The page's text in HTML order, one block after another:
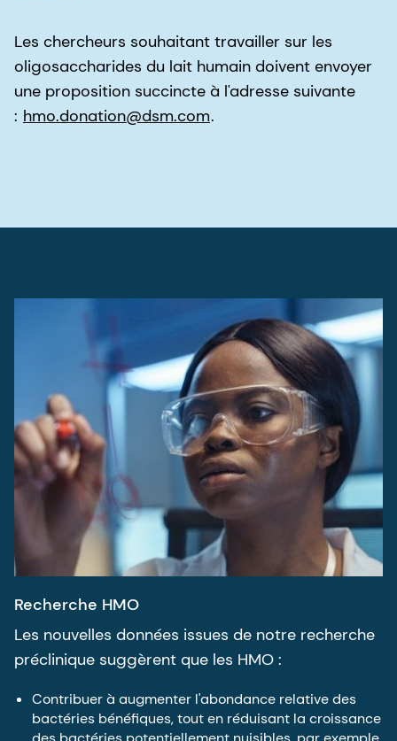
Les chercheurs souhaitant travailler sur les
oligosaccharides du lait humain doivent envoyer
une proposition succincte à l'adresse suivante
: hmo.donation@dsm.com.
Recherche HMO
Les nouvelles données issues de notre recherche
préclinique suggèrent que les HMO :
Contribuer à augmenter l'abondance relative des
bactéries bénéfiques, tout en réduisant la croissance